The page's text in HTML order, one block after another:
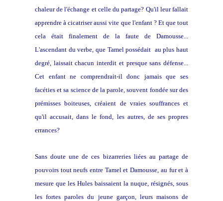
chaleur de l'échange et celle du partage? Qu'il leur fallait
apprendre à cicatriser aussi vite que l'enfant ? Et que tout
cela était finalement de la faute de Damousse...
L'ascendant du verbe, que Tamel possédait au plus haut
degré, laissait chacun interdit et presque sans défense...
Cet enfant ne comprendrait-il donc jamais que ses
facéties et sa science de la parole, souvent fondée sur des
prémisses boiteuses, créaient de vraies souffrances et
qu'il accusait, dans le fond, les autres, de ses propres
errances?
Sans doute une de ces bizarreries liées au partage de
pouvoirs tout neufs entre Tamel et Damousse, au fur et à
mesure que les Hules baissaient la nuque, résignés, sous
les fortes paroles du jeune garçon, leurs maisons de